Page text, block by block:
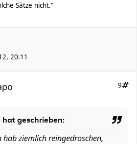
Sätze nicht."
20:11
9
hat geschrieben:
hab ziemlich reingedroschen,